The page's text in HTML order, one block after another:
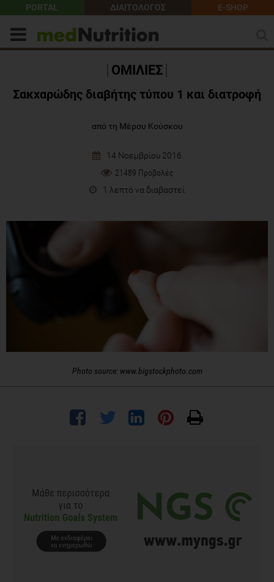
PORTAL ΔΙΑΙΤΟΛΟΓΟΣ E-SHOP
ΟΜΙΛΙΕΣ
Σακχαρώδης διαβήτης τύπου 1 και διατροφή
από τη Μέρσυ Κούσκου
14 Νοεμβρίου 2016
21489 Προβολές
1 λεπτό να διαβαστεί
Photo source: www.bigstockphoto.com